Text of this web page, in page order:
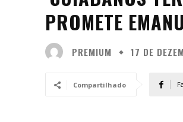
PROMETE
PREMIUM 17 DE
Compartilhado